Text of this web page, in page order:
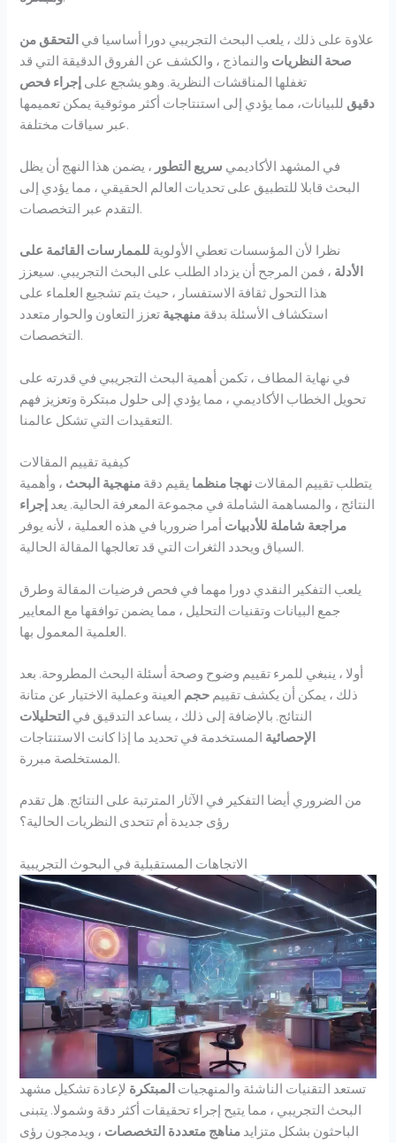
علاوة على ذلك ، يلعب البحث التجريبي دورا أساسيا في التحقق من
صحة النظريات والنماذج ، والكشف عن الفروق الدقيقة التي قد
تغفلها المناقشات النظرية. وهو يشجع على إجراء فحص
دقيق للبيانات، مما يؤدي إلى استنتاجات أكثر موثوقية يمكن تعميمها
عبر سياقات مختلفة.
في المشهد الأكاديمي سريع التطور ، يضمن هذا النهج أن يظل
البحث قابلا للتطبيق على تحديات العالم الحقيقي ، مما يؤدي إلى
التقدم عبر التخصصات.
نظرا لأن المؤسسات تعطي الأولوية للممارسات القائمة على
الأدلة ، فمن المرجح أن يزداد الطلب على البحث التجريبي. سيعزز
هذا التحول ثقافة الاستفسار ، حيث يتم تشجيع العلماء على
استكشاف الأسئلة بدقة منهجية تعزز التعاون والحوار متعدد
التخصصات.
في نهاية المطاف ، تكمن أهمية البحث التجريبي في قدرته على
تحويل الخطاب الأكاديمي ، مما يؤدي إلى حلول مبتكرة وتعزيز فهم
التعقيدات التي تشكل عالمنا.
كيفية تقييم المقالات
يتطلب تقييم المقالات نهجا منظما يقيم دقة منهجية البحث ، وأهمية
النتائج ، والمساهمة الشاملة في مجموعة المعرفة الحالية. يعد إجراء
مراجعة شاملة للأدبيات أمرا ضروريا في هذه العملية ، لأنه يوفر
السياق ويحدد الثغرات التي قد تعالجها المقالة الحالية.
يلعب التفكير النقدي دورا مهما في فحص فرضيات المقالة وطرق
جمع البيانات وتقنيات التحليل ، مما يضمن توافقها مع المعايير
العلمية المعمول بها.
أولا ، ينبغي للمرء تقييم وضوح وصحة أسئلة البحث المطروحة. بعد
ذلك ، يمكن أن يكشف تقييم حجم العينة وعملية الاختيار عن متانة
النتائج. بالإضافة إلى ذلك ، يساعد التدقيق في التحليلات
الإحصائية المستخدمة في تحديد ما إذا كانت الاستنتاجات
المستخلصة مبررة.
من الضروري أيضا التفكير في الآثار المترتبة على النتائج. هل تقدم
رؤى جديدة أم تتحدى النظريات الحالية؟
الاتجاهات المستقبلية في البحوث التجريبية
تستعد التقنيات الناشئة والمنهجيات المبتكرة لإعادة تشكيل مشهد
البحث التجريبي ، مما يتيح إجراء تحقيقات أكثر دقة وشمولا. يتبنى
الباحثون بشكل متزايد مناهج متعددة التخصصات ، ويدمجون رؤى